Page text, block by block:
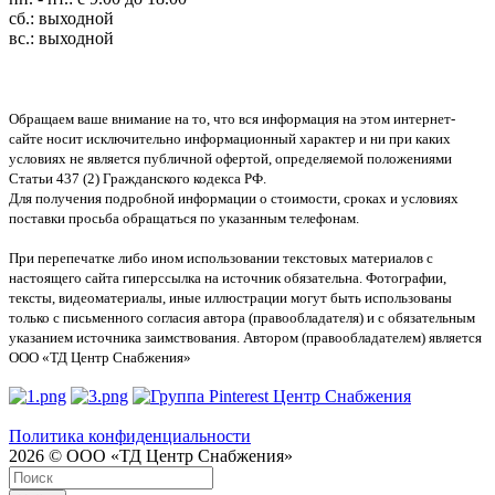
сб.: выходной
вс.: выходной
Обращаем ваше внимание на то, что вся информация на этом интернет-
сайте носит исключительно информационный характер и ни при каких
условиях не является публичной офертой, определяемой положениями
Статьи 437 (2) Гражданского кодекса РФ.
Для получения подробной информации о стоимости, сроках и условиях
поставки просьба обращаться по указанным телефонам.
При перепечатке либо ином использовании текстовых материалов с
настоящего сайта гиперссылка на источник обязательна. Фотографии,
тексты, видеоматериалы, иные иллюстрации могут быть использованы
только с письменного согласия автора (правообладателя) и с обязательным
указанием источника заимствования. Автором (правообладателем) является
ООО «ТД Центр Снабжения»
Политика конфиденциальности
2026 © ООО «ТД Центр Снабжения»